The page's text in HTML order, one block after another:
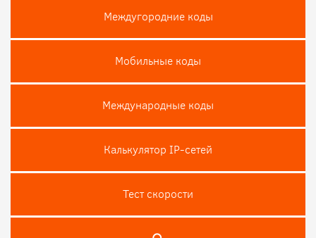
Междугородние коды
Мобильные коды
Международные коды
Калькулятор IP-сетей
Тест скороcти